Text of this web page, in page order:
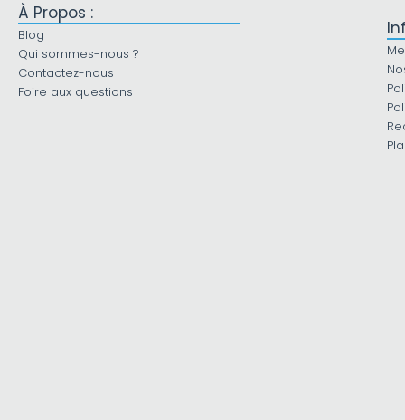
À Propos :
Blog
Qui sommes-nous ?
Contactez-nous
Foire aux questions